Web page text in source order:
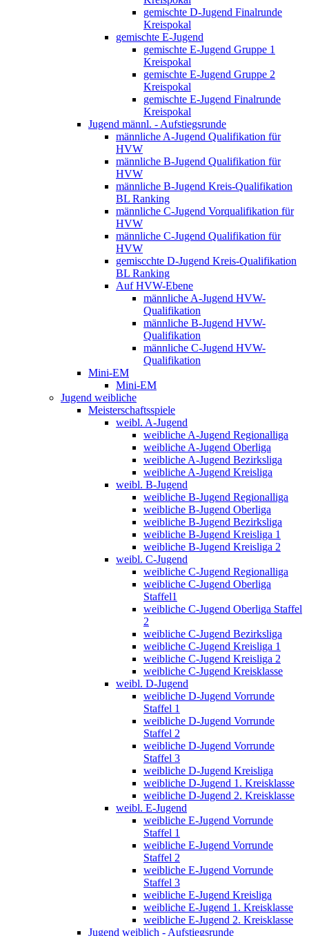
gemischte D-Jugend Finalrunde
Kreispokal
gemischte E-Jugend
gemischte E-Jugend Gruppe 1
Kreispokal
gemischte E-Jugend Gruppe 2
Kreispokal
gemischte E-Jugend Finalrunde
Kreispokal
Jugend männl. - Aufstiegsrunde
männliche A-Jugend Qualifikation für
HVW
männliche B-Jugend Qualifikation für
HVW
männliche B-Jugend Kreis-Qualifikation
BL Ranking
männliche C-Jugend Vorqualifikation für
HVW
männliche C-Jugend Qualifikation für
HVW
gemiscchte D-Jugend Kreis-Qualifikation
BL Ranking
Auf HVW-Ebene
männliche A-Jugend HVW-
Qualifikation
männliche B-Jugend HVW-
Qualifikation
männliche C-Jugend HVW-
Qualifikation
Mini-EM
Mini-EM
Jugend weibliche
Meisterschaftsspiele
weibl. A-Jugend
weibliche A-Jugend Regionalliga
weibliche A-Jugend Oberliga
weibliche A-Jugend Bezirksliga
weibliche A-Jugend Kreisliga
weibl. B-Jugend
weibliche B-Jugend Regionalliga
weibliche B-Jugend Oberliga
weibliche B-Jugend Bezirksliga
weibliche B-Jugend Kreisliga 1
weibliche B-Jugend Kreisliga 2
weibl. C-Jugend
weibliche C-Jugend Regionalliga
weibliche C-Jugend Oberliga
Staffel1
weibliche C-Jugend Oberliga Staffel
2
weibliche C-Jugend Bezirksliga
weibliche C-Jugend Kreisliga 1
weibliche C-Jugend Kreisliga 2
weibliche C-Jugend Kreisklasse
weibl. D-Jugend
weibliche D-Jugend Vorrunde
Staffel 1
weibliche D-Jugend Vorrunde
Staffel 2
weibliche D-Jugend Vorrunde
Staffel 3
weibliche D-Jugend Kreisliga
weibliche D-Jugend 1. Kreisklasse
weibliche D-Jugend 2. Kreisklasse
weibl. E-Jugend
weibliche E-Jugend Vorrunde
Staffel 1
weibliche E-Jugend Vorrunde
Staffel 2
weibliche E-Jugend Vorrunde
Staffel 3
weibliche E-Jugend Kreisliga
weibliche E-Jugend 1. Kreisklasse
weibliche E-Jugend 2. Kreisklasse
Jugend weiblich - Aufstiegsrunde